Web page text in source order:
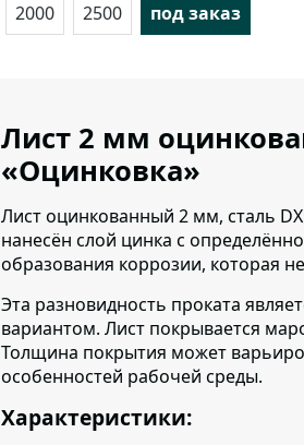
2000
2500 под заказ
Лист 2 мм
«Оцинковка»
Лист оцинкованный 2 мм, сталь
нанесён слой цинка с
образования коррозии, которая
Эта разновидность проката
вариантом. Лист покрывается
Толщина покрытия может
особенностей рабочей среды.
Характеристики: